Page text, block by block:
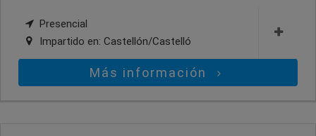
Presencial
Impartido en: Castellón/Castelló
Más información